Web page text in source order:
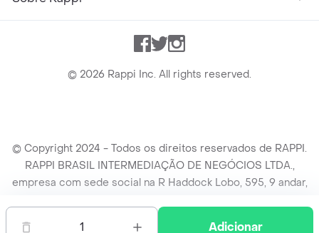
1 Adicionar
Facebook
TwitterInstagram
© 2026 Rappi Inc. All rights reserved.
© Copyright 2024 - Todos os direitos reservados de RAPPI.
RAPPI BRASIL INTERMEDIAÇÃO DE NEGÓCIOS LTDA.,
empresa com sede social na R Haddock Lobo, 595, 9 andar,